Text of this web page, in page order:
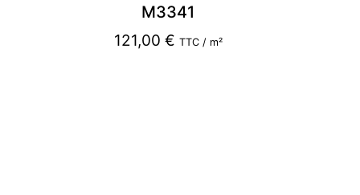
M3341
121,00 € TTC / m²